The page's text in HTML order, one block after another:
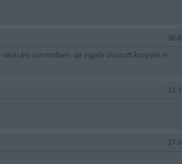
36.8
sorrendben, de egyéb olvasott könyvek is
32.1
27.0